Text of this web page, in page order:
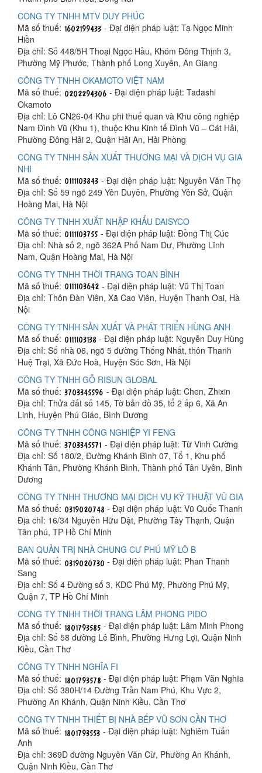
CÔNG TY TNHH MTV DUY PHÚC
Mã số thuế:
- Đại diện pháp luật: Tạ Ngọc Minh
Hiền
Địa chỉ: Số 448/5H Thoại Ngọc Hầu, Khóm Đông Thịnh 3,
Phường Mỹ Phước, Thành phố Long Xuyên, An Giang
CÔNG TY TNHH OKAMOTO VIỆT NAM
Mã số thuế:
- Đại diện pháp luật: Tadashi
Okamoto
Địa chỉ: Lô CN26-04 Khu phi thuế quan và Khu công nghiệp
Nam Đình Vũ (Khu 1), thuộc Khu Kinh tế Đình Vũ – Cát Hải,
Phường Đông Hải 2, Quận Hải An, Hải Phòng
CÔNG TY TNHH SẢN XUẤT THƯƠNG MẠI VÀ DỊCH VỤ GIA
NHI
Mã số thuế:
- Đại diện pháp luật: Nguyễn Văn Thọ
Địa chỉ: Số 59 ngõ 249 Yên Duyên, Phường Yên Sở, Quận
Hoàng Mai, Hà Nội
CÔNG TY TNHH XUẤT NHẬP KHẨU DAISYCO
Mã số thuế:
- Đại diện pháp luật: Đồng Thị Cúc
Địa chỉ: Nhà số 2, ngõ 362A Phố Nam Dư, Phường Lĩnh
Nam, Quận Hoàng Mai, Hà Nội
CÔNG TY TNHH THỜI TRANG TOAN BÌNH
Mã số thuế:
- Đại diện pháp luật: Vũ Thị Toan
Địa chỉ: Thôn Đàn Viên, Xã Cao Viên, Huyện Thanh Oai, Hà
Nội
CÔNG TY TNHH SẢN XUẤT VÀ PHÁT TRIỂN HÙNG ANH
Mã số thuế:
- Đại diện pháp luật: Nguyễn Duy Hùng
Địa chỉ: Số nhà 06, ngõ 5 đường Thống Nhất, thôn Thanh
Huệ Trại, Xã Đức Hoà, Huyện Sóc Sơn, Hà Nội
CÔNG TY TNHH GỖ RISUN GLOBAL
Mã số thuế:
- Đại diện pháp luật: Chen, Zhixin
Địa chỉ: Thửa đất số 145, Tờ bản đồ 35, tổ 2 ấp 6, Xã An
Linh, Huyện Phú Giáo, Bình Dương
CÔNG TY TNHH CÔNG NGHIỆP YI FENG
Mã số thuế:
- Đại diện pháp luật: Từ Vinh Cường
Địa chỉ: Số 180/2, Đường Khánh Bình 07, Tổ 1, Khu phố
Khánh Tân, Phường Khánh Bình, Thành phố Tân Uyên, Bình
Dương
CÔNG TY TNHH THƯƠNG MẠI DỊCH VỤ KỸ THUẬT VŨ GIA
Mã số thuế:
- Đại diện pháp luật: Vũ Quốc Thanh
Địa chỉ: 16/34 Nguyễn Hữu Dật, Phường Tây Thạnh, Quận
Tân phú, TP Hồ Chí Minh
BAN QUẢN TRỊ NHÀ CHUNG CƯ PHÚ MỸ LÔ B
Mã số thuế:
- Đại diện pháp luật: Phan Thanh
Sang
Địa chỉ: Số 4 Đường số 3, KDC Phú Mỹ, Phường Phú Mỹ,
Quận 7, TP Hồ Chí Minh
CÔNG TY TNHH THỜI TRANG LÂM PHONG PIDO
Mã số thuế:
- Đại diện pháp luật: Lâm Minh Phong
Địa chỉ: Số 58 đường Lê Bình, Phường Hưng Lợi, Quận Ninh
Kiều, Cần Thơ
CÔNG TY TNHH NGHĨA FI
Mã số thuế:
- Đại diện pháp luật: Phạm Văn Nghĩa
Địa chỉ: Số 380H/14 Đường Trần Nam Phú, Khu Vực 2,
Phường An Khánh, Quận Ninh Kiều, Cần Thơ
CÔNG TY TNHH THIẾT BỊ NHÀ BẾP VŨ SƠN CẦN THƠ
Mã số thuế:
- Đại diện pháp luật: Nghiêm Tuấn
Anh
Địa chỉ: 369D đường Nguyễn Văn Cừ, Phường An Khánh,
Quận Ninh Kiều, Cần Thơ